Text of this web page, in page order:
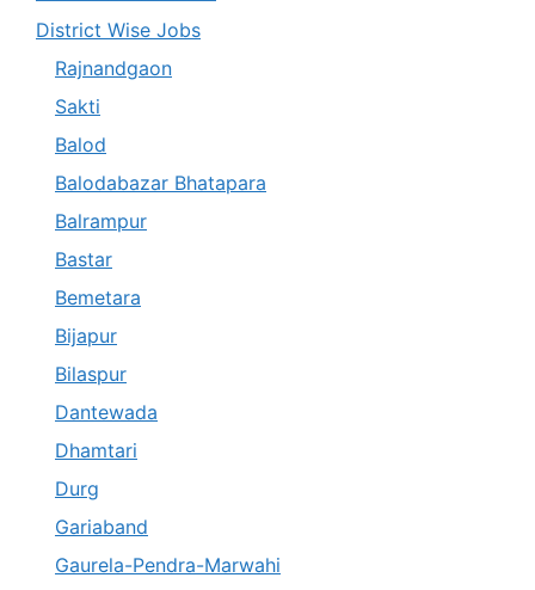
District Wise Jobs
Rajnandgaon
Sakti
Balod
Balodabazar Bhatapara
Balrampur
Bastar
Bemetara
Bijapur
Bilaspur
Dantewada
Dhamtari
Durg
Gariaband
Gaurela-Pendra-Marwahi